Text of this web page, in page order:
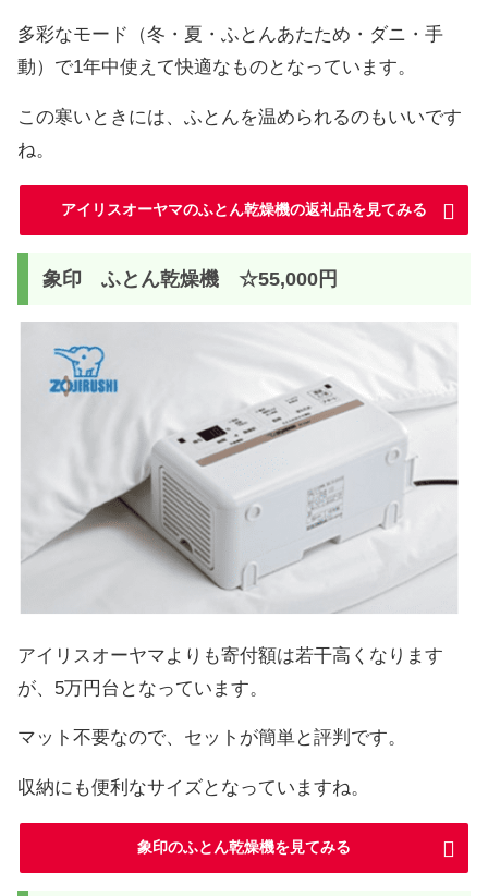
多彩なモード（冬・夏・ふとんあたため・ダニ・手
動）で1年中使えて快適なものとなっています。
この寒いときには、ふとんを温められるのもいいです
ね。
アイリスオーヤマのふとん乾燥機の返礼品を見てみる
象印 ふとん乾燥機 ☆55,000円
アイリスオーヤマよりも寄付額は若干高くなります
が、5万円台となっています。
マット不要なので、セットが簡単と評判です。
収納にも便利なサイズとなっていますね。
象印のふとん乾燥機を見てみる